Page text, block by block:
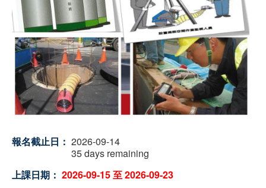
報名截止日： 2026-09-14
35 days remaining
上課日期： 2026-09-15至2026-09-23